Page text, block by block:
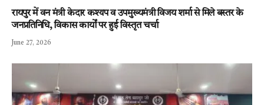
रायपुर में वन मंत्री केदार कश्यप व उपमुख्यमंत्री विजय शर्मा से मिले बस्तर के
जनप्रतिनिधि, विकास कार्यों पर हुई विस्तृत चर्चा
June 27, 2026